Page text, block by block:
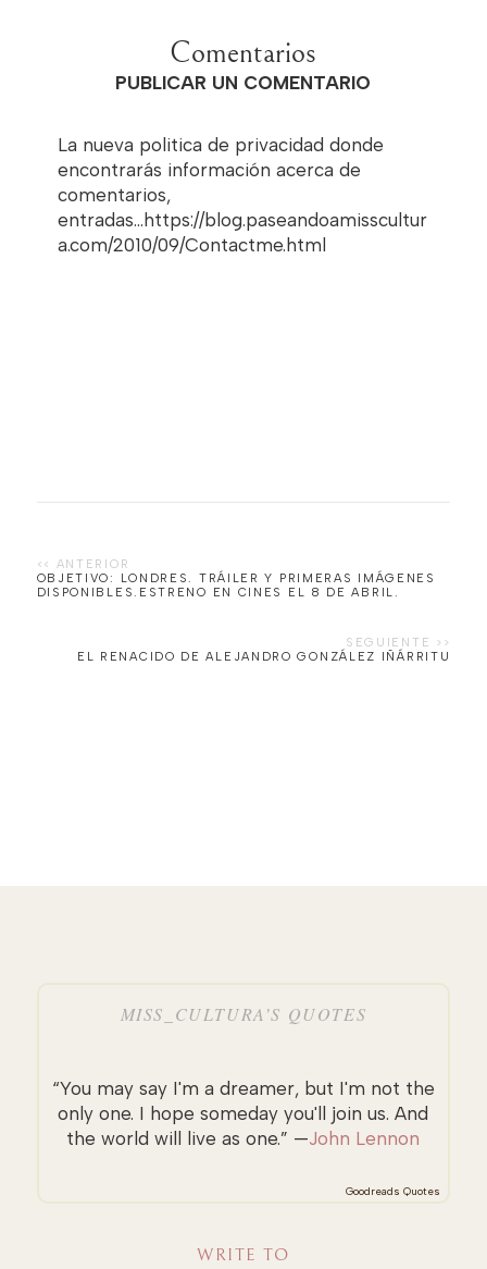
Comentarios
PUBLICAR UN COMENTARIO
La nueva politica de privacidad donde
encontrarás información acerca de
comentarios,
entradas...https://blog.paseandoamisscultur
a.com/2010/09/Contactme.html
OBJETIVO: LONDRES. TRÁILER Y PRIMERAS IMÁGENES
EL RENACIDO DE ALEJANDRO GONZÁLEZ IÑÁRRITU
MISS_CULTURA’S QUOTES
“You may say I'm a dreamer, but I'm not the
only one. I hope someday you'll join us. And
the world will live as one.” —John Lennon
Goodreads Quotes
WRITE TO